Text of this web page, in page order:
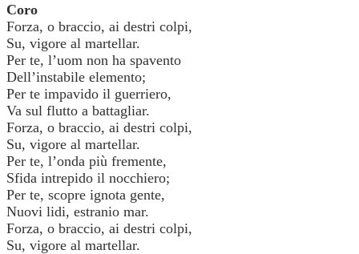
Coro
Forza, o braccio, ai destri colpi,
Su, vigore al martellar.
Per te, l’uom non ha spavento
Dell’instabile elemento;
Per te impavido il guerriero,
Va sul flutto a battagliar.
Forza, o braccio, ai destri colpi,
Su, vigore al martellar.
Per te, l’onda più fremente,
Sfida intrepido il nocchiero;
Per te, scopre ignota gente,
Nuovi lidi, estranio mar.
Forza, o braccio, ai destri colpi,
Su, vigore al martellar.